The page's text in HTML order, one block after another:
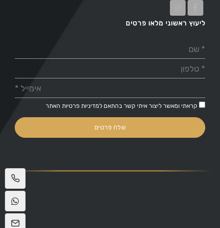
ליעוץ ראשוני מלאו פרטים
קראתי ומאשר ליצור איתי קשר בהתאם למדיניות פרטיות האתר
שלח פרטים